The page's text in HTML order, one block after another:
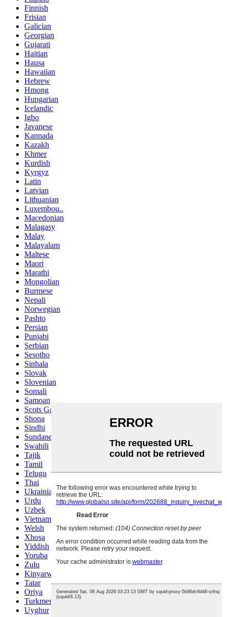
Finnish
Frisian
Galician
Georgian
Gujarati
Haitian
Hausa
Hawaiian
Hebrew
Hmong
Hungarian
Icelandic
Igbo
Javanese
Kannada
Kazakh
Khmer
Kurdish
Kyrgyz
Latin
Latvian
Lithuanian
Luxembou..
Macedonian
Malagasy
Malay
Malayalam
Maltese
Maori
Marathi
Mongolian
Burmese
Nepali
Norwegian
Pashto
Persian
Punjabi
Serbian
Sesotho
Sinhala
Slovak
Slovenian
Somali
Samoan
Scots Gaelic
Shona
Sindhi
Sundanese
Swahili
Tajik
Tamil
Telugu
Thai
Ukrainian
Urdu
Uzbek
Vietnamese
Welsh
Xhosa
Yiddish
Yoruba
Zulu
Kinyarwanda
Tatar
Oriya
Turkmen
Uyghur